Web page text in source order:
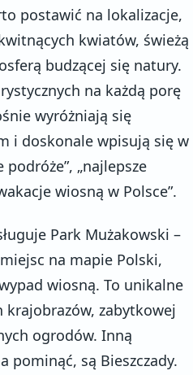
postawić na lokalizacje,
kwiatów, świeżą
budzącej się natury.
na każdą porę
wyróżniają się
i doskonale wpisują się w
podróże”, „najlepsze
wiosną w Polsce”.
Park Mużakowski –
na mapie Polski,
wiosną. To unikalne
krajobrazów, zabytkowej
ogrodów. Inną
pominąć, są Bieszczady.